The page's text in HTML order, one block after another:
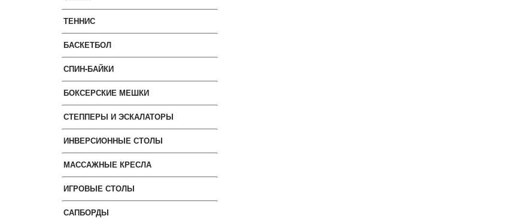
ТЕННИС
БАСКЕТБОЛ
СПИН-БАЙКИ
БОКСЕРСКИЕ МЕШКИ
СТЕППЕРЫ И ЭСКАЛАТОРЫ
ИНВЕРСИОННЫЕ СТОЛЫ
МАССАЖНЫЕ КРЕСЛА
ИГРОВЫЕ СТОЛЫ
САПБОРДЫ